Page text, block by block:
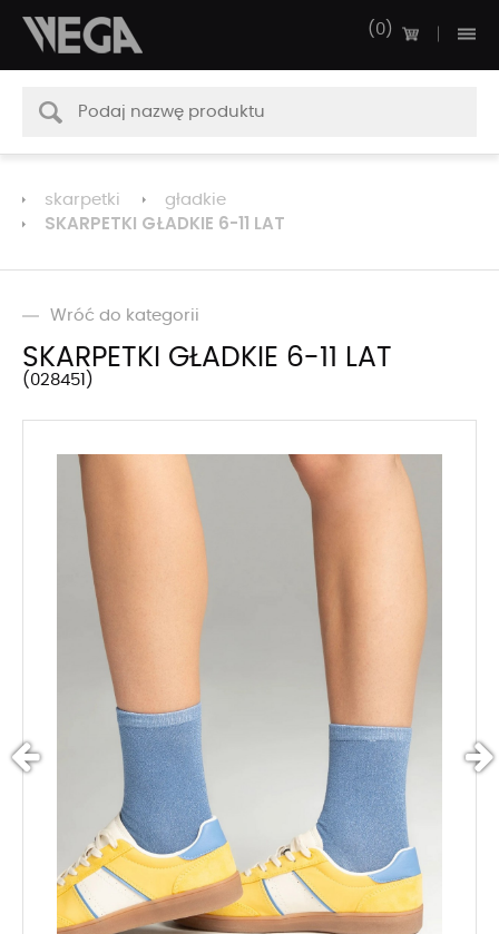
0
skarpetki gładkie
SKARPETKI GŁADKIE 6-11 LAT
Wróć do kategorii
SKARPETKI GŁADKIE 6-11 LAT
028451